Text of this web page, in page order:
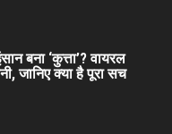
बना ‘कुत्ता’? वायरल
जानिए क्या है पूरा सच